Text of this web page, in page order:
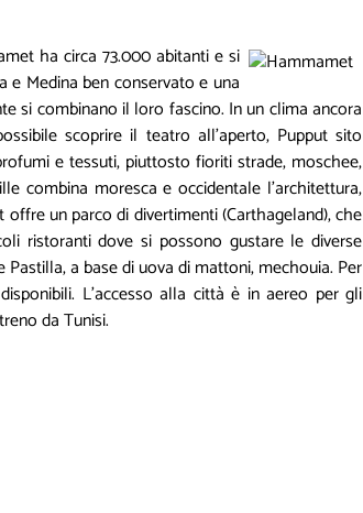
ha circa 73.000 abitanti e si
Medina ben conservato e una
si combinano il loro fascino. In un clima ancora
scoprire il teatro all'aperto, Pupput sito
e tessuti, piuttosto fioriti strade, moschee,
combina moresca e occidentale l'architettura,
un parco di divertimenti (Carthageland), che
ristoranti dove si possono gustare le diverse
a base di uova di mattoni, mechouia. Per
L'accesso alla città è in aereo per gli
da Tunisi.